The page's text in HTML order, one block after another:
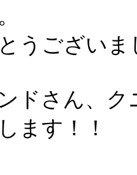
うございま
ドさん、
ます！！